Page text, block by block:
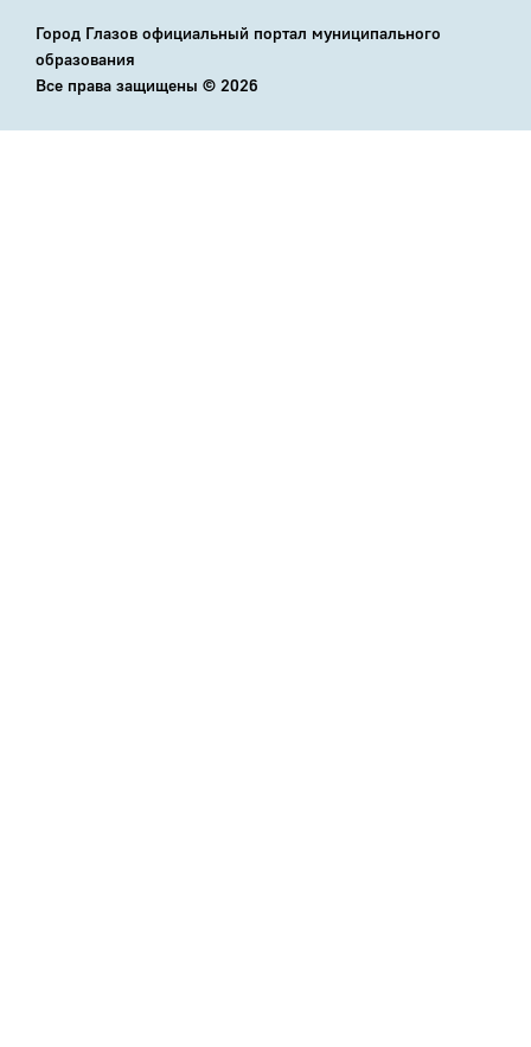
Город Глазов официальный портал муниципального
образования
Все права защищены © 2026